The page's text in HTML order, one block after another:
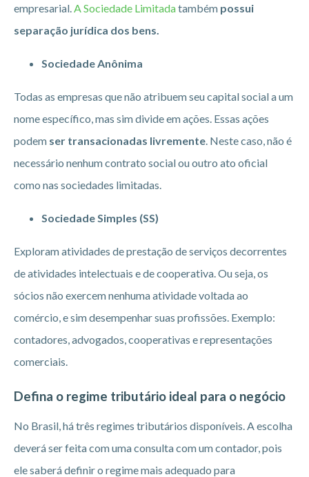
empresarial. A Sociedade Limitadatambém possui
separação jurídica dos bens.
Sociedade Anônima
Todas as empresas que não atribuem seu capital social a um
nome específico, mas sim divide em ações. Essas ações
podem ser transacionadas livremente . Neste caso, não é
necessário nenhum contrato social ou outro ato oficial
como nas sociedades limitadas.
Sociedade Simples (SS)
Exploram atividades de prestação de serviços decorrentes
de atividades intelectuais e de cooperativa. Ou seja, os
sócios não exercem nenhuma atividade voltada ao
comércio, e sim desempenhar suas profissões. Exemplo:
contadores, advogados, cooperativas e representações
comerciais.
Defina o regime tributário ideal para o negócio
No Brasil, há três regimes tributários disponíveis. A escolha
deverá ser feita com uma consulta com um contador, pois
ele saberá definir o regime mais adequado para